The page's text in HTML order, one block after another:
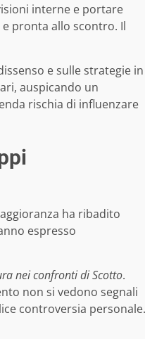
interne e portare
pronta allo scontro. Il
e sulle strategie in
auspicando un
rischia di influenzare
ha ribadito
espresso
nei confronti di Scotto.
non si vedono segnali
controversia personale.